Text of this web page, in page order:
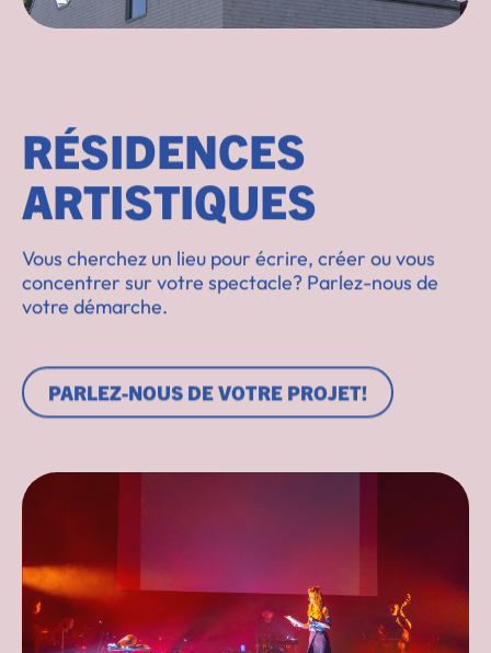
RÉSIDENCES
ARTISTIQUES
Vous cherchez un lieu pour écrire, créer ou vous
concentrer sur votre spectacle? Parlez-nous de
votre démarche.
PARLEZ-NOUS DE VOTRE PROJET!